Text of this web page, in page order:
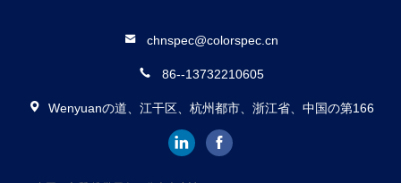
chnspec@colorspec.cn
86--13732210605
Wenyuanの道、江干区、杭州都市、浙江省、中国の第166